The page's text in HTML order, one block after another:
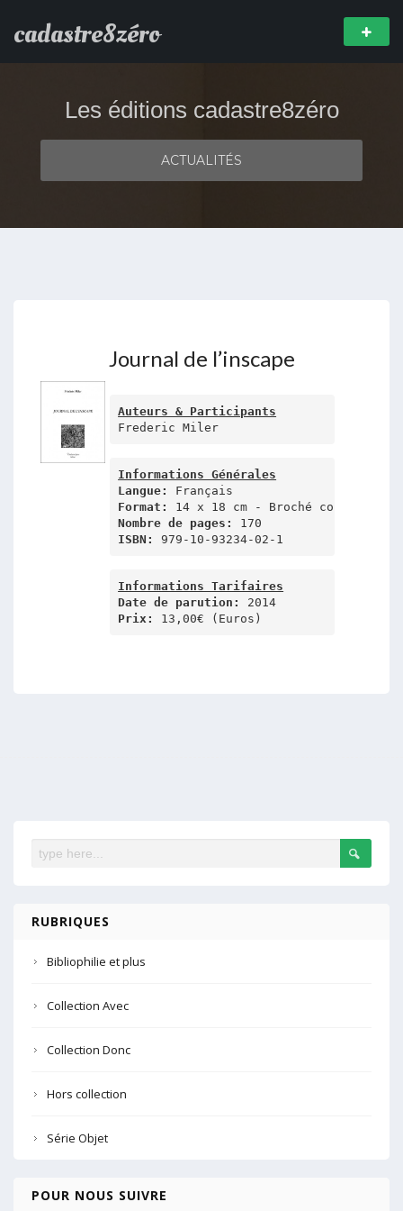
cadastre8zéro
Les éditions cadastre8zéro
ACTUALITÉS
Journal de l’inscape
Auteurs & Participants
Frederic Miler
Informations Générales
Langue:
Format:
Nombre de pages:
ISBN:
979-10-93234-02-1
Informations Tarifaires
Date de parution:
Prix:
13,00€ (Euros)
RUBRIQUES
Bibliophilie et plus
Collection Avec
Collection Donc
Hors collection
Série Objet
POUR NOUS SUIVRE